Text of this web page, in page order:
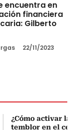
encuentra en
financiera
Gilberto
22/11/2023
¿Cómo activar la
temblor en el